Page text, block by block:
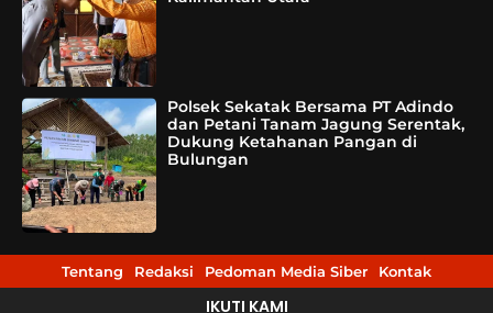
Polsek Sekatak Bersama PT Adindo
dan Petani Tanam Jagung Serentak,
Dukung Ketahanan Pangan di
Bulungan
Tentang Redaksi Pedoman Media Siber Kontak
IKUTI KAMI